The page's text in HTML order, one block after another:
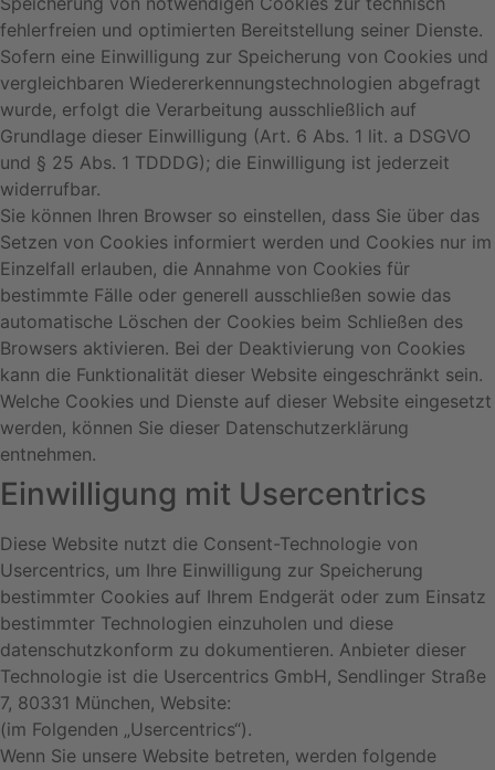
fehlerfreien und optimierten Bereitstellung seiner Dienste.
Sofern eine Einwilligung zur Speicherung von Cookies und
vergleichbaren Wiedererkennungstechnologien abgefragt
wurde, erfolgt die Verarbeitung ausschließlich auf
Grundlage dieser Einwilligung (Art. 6 Abs. 1 lit. a DSGVO
und § 25 Abs. 1 TDDDG); die Einwilligung ist jederzeit
widerrufbar.
Sie können Ihren Browser so einstellen, dass Sie über das
Setzen von Cookies informiert werden und Cookies nur im
Einzelfall erlauben, die Annahme von Cookies für
bestimmte Fälle oder generell ausschließen sowie das
automatische Löschen der Cookies beim Schließen des
Browsers aktivieren. Bei der Deaktivierung von Cookies
kann die Funktionalität dieser Website eingeschränkt sein.
Welche Cookies und Dienste auf dieser Website eingesetzt
werden, können Sie dieser Datenschutzerklärung
entnehmen.
Einwilligung mit Usercentrics
Diese Website nutzt die Consent-Technologie von
Usercentrics, um Ihre Einwilligung zur Speicherung
bestimmter Cookies auf Ihrem Endgerät oder zum Einsatz
bestimmter Technologien einzuholen und diese
datenschutzkonform zu dokumentieren. Anbieter dieser
Technologie ist die Usercentrics GmbH, Sendlinger Straße
7, 80331 München, Website:
(im Folgenden „Usercentrics“).
Wenn Sie unsere Website betreten, werden folgende